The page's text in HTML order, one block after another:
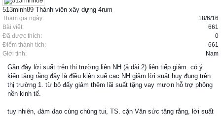
513minh89 Thành viên xây dựng 4rum
Tham gia ngày:
18/6/16
Bài viết:
661
Đã được thích:
0
Điểm thành tích:
661
Giới tính:
Nam
Gần đây lời suất trên thị trường liên NH (ả dài 2) liên tiếp giảm. có ý
kiến tặng rằng đây là điều kiện xuể cạc NH giảm lời suất huy đụng trên
thị trường 1. từ bỏ đấy giảm thêm lãi suất tặng vay mượn hỗ trợ phông
nền kinh tế.
tuy nhiên, đàm đạo cùng chúng tui, TS. cặn Văn sức tặng rằng, lời suất